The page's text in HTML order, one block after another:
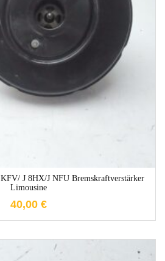
J 8HX/J NFU Bremskraftverstärker
Limousine
40,00 €
1-3 Werktage